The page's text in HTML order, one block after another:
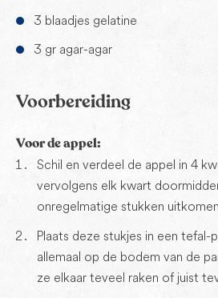
3 blaadjes gelatine
3 gr agar-agar
Voorbereiding
Voor de appel:
Schil en verdeel de appel in 4
vervolgens elk kwart
onregelmatige stukken
Plaats deze stukjes in een tefal-
allemaal op de bodem van de
ze elkaar teveel raken of juist